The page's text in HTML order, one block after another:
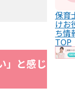
保育
けお
ち情
TOP
しい
る
なげる
る
ける
」と感じて